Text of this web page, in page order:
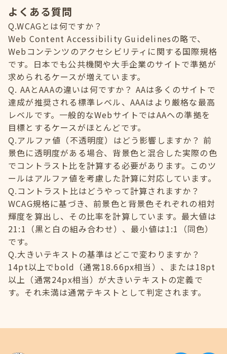
よくある質問
Q.WCAGとは何ですか？
Web Content Accessibility Guidelinesの略で、
Webコンテンツのアクセシビリティに関する国際規格
です。日本でも公共機関や大手企業のサイトで準拠が
求められるケースが増えています。
Q. AAとAAAの違いは何ですか？ AAは多くのサイトで
達成が推奨される標準レベル、AAAはより厳格な最高
レベルです。一般的なWebサイトではAAへの準拠を
目標とするケースがほとんどです。
Q.アルファ値（不透明度）はどう影響しますか？ 前
景色に透明度がある場合、背景色と混合した実際の色
でコントラスト比を計算する必要があります。このツ
ールはアルファ値を考慮した計算に対応しています。
Q.コントラスト比はどうやって計算されますか？
WCAG規格に基づき、前景色と背景色それぞれの相対
輝度を算出し、その比率を計算しています。最大値は
21:1（黒と白の組み合わせ）、最小値は1:1（同色）
です。
Q.大きいテキストの基準はどこで変わりますか？
14pt以上でbold（通常18.66px相当）、または18pt
以上（通常24px相当）が大きいテキストの定義で
す。それ未満は通常テキストとして判定されます。